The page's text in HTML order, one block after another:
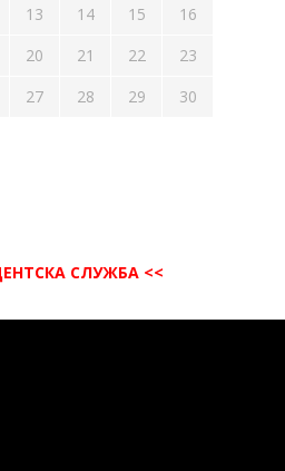
13 14 15
16
20 21 22
23
27 28 29
30
СЛУЖБА <<